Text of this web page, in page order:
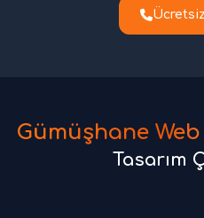
Gümüşhane Web
Tasarım